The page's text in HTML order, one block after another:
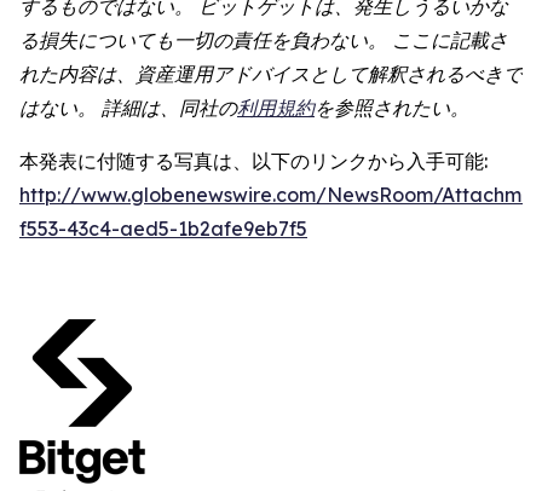
するものではない。 ビットゲットは、発生しうるいかな
る損失についても一切の責任を負わない。 ここに記載さ
れた内容は、資産運用アドバイスとして解釈されるべきで
はない。 詳細は、同社の利用規約を参照されたい。
本発表に付随する写真は、以下のリンクから入手可能:
http://www.globenewswire.com/NewsRoom/
f553-43c4-aed5-1b2afe9eb7f5